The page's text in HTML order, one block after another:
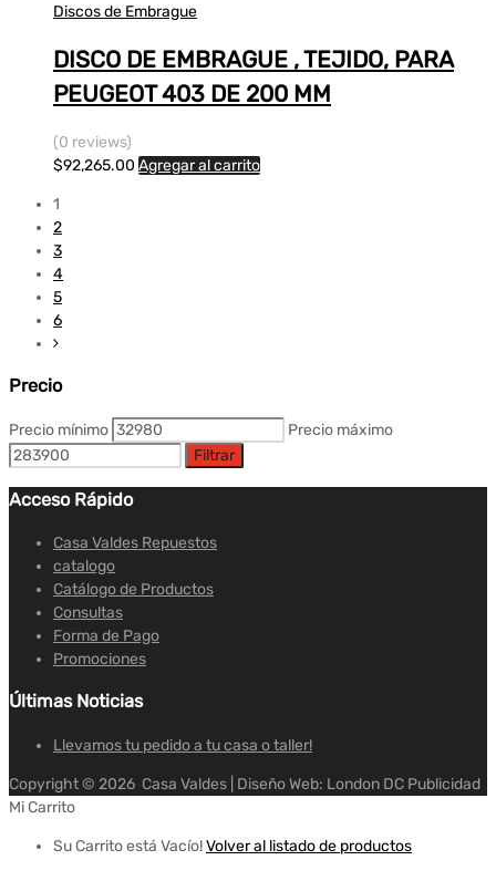
Discos de Embrague
DISCO DE EMBRAGUE , TEJIDO, PARA
PEUGEOT 403 DE 200 MM
(0 reviews)
$92,265.00 Agregar al carrito
1
2
3
4
5
6
Precio
Precio mínimo
Precio máximo
Filtrar
Acceso Rápido
Casa Valdes Repuestos
catalogo
Catálogo de Productos
Consultas
Forma de Pago
Promociones
Últimas Noticias
Llevamos tu pedido a tu casa o taller!
Copyright © 2026 Casa Valdes | Diseño Web: London DC Publicidad
Mi Carrito
Su Carrito está Vacío!Volver al listado de productos